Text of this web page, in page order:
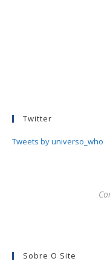
Twitter
Tweets by universo_who
Sobre O Site